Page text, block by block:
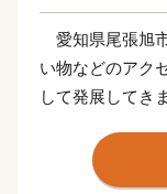
愛知県尾張旭
い物などのアク
して発展してき
に、「愛知県森
にも恵まれた、